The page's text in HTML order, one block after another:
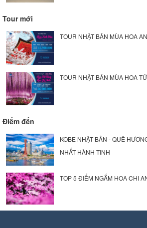
Tour mới
TOUR NHẬT BẢN MÙA HOA
TOUR NHẬT BẢN MÙA HOA
Điểm đến
KOBE NHẬT BẢN - QUÊ
NHẤT HÀNH TINH
TOP 5 ĐIỂM NGẮM HOA CHI